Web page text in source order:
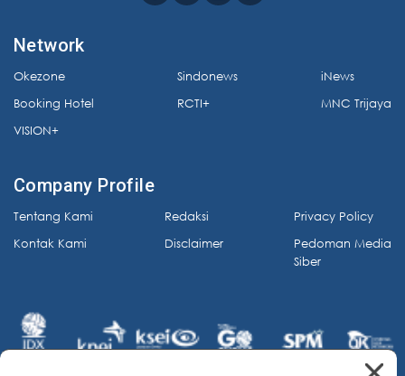
Network
Okezone
Booking Hotel
VISION+
Sindonews
RCTI+
iNews
MNC Trijaya
Company Profile
Tentang Kami
Kontak Kami
Redaksi
Disclaimer
Privacy Policy
Pedoman Media
Siber